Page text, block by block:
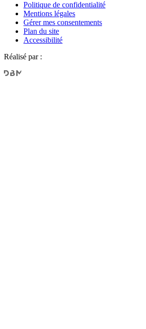
Politique de confidentialité
Mentions légales
Gérer mes consentements
Plan du site
Accessibilité
Réalisé par :